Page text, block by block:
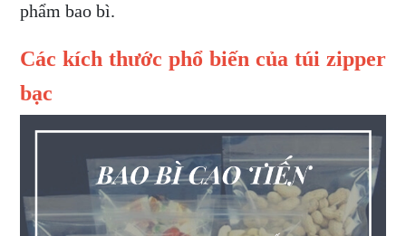
phẩm bao bì.
Các kích thước phổ biến của túi zipper
bạc